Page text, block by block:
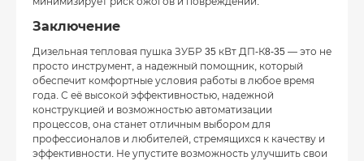
Заключение
Дизельная тепловая пушка ЗУБР 35 кВт ДП-К8-35 — это не
просто инструмент, а надежный помощник, который
обеспечит комфортные условия работы в любое время
года. С её высокой эффективностью, надежной
конструкцией и возможностью автоматизации
процессов, она станет отличным выбором для
профессионалов и любителей, стремящихся к качеству и
эффективности. Не упустите возможность улучшить свои